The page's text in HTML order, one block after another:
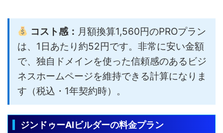
コスト感： 月額換算1,560円のPROプラン
は、1日あたり約52円です。非常に安い金額
で、独自ドメインを使った信頼感のあるビジ
ネスホームページを維持できる計算になりま
す（税込・1年契約時）。
ジンドゥーAIビルダーの料金プラン